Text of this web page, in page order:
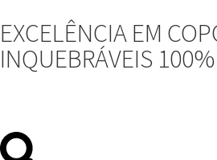
EXCELÊNCIA EM
INQUEBRÁVEIS